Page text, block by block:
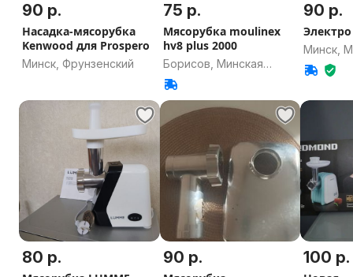
90 р.
Насадка-мясорубка
Kenwood для Prospero
Минск, Фрунзенский
75 р.
Мясорубка moulinex
hv8 plus 2000
Борисов, Минская
область
90 р.
Минск,
80 р. 90 р. 100 р.